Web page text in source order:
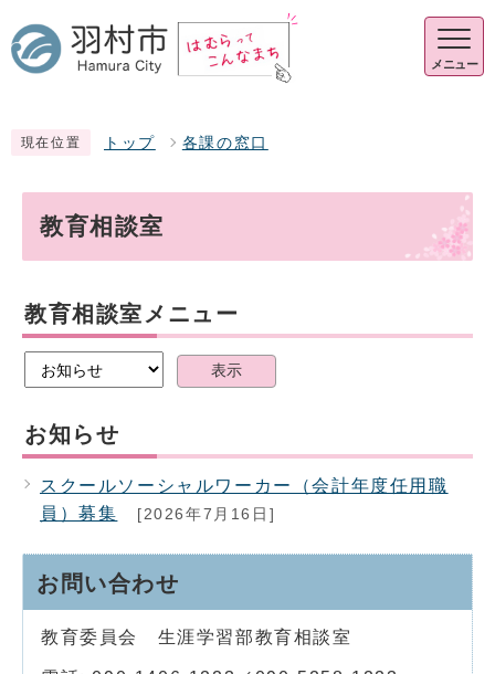
メニュー
現在位置 トップ 各課の窓口
教育相談室
教育相談室メニュー
表示
お知らせ
スクールソーシャルワーカー（会計年度任用職
員）募集
[2026年7月16日]
お問い合わせ
教育委員会 生涯学習部教育相談室